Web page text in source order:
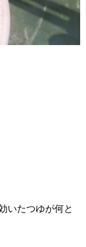
いたつゆが何と